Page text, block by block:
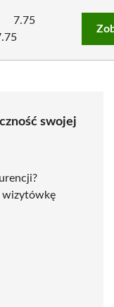
7.75
swojej
wizytówkę